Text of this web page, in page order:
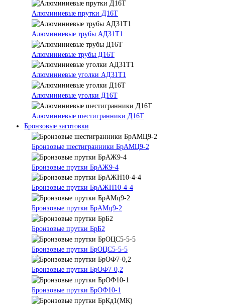
Алюминиевые прутки Д16Т
Алюминиевые трубы АД31Т1
Алюминиевые трубы Д16Т
Алюминиевые уголки АД31Т1
Алюминиевые уголки Д16Т
Алюминиевые шестигранники Д16Т
Бронзовые заготовки
Бронзовые шестигранники БрАМЦ9-2
Бронзовые прутки БрАЖ9-4
Бронзовые прутки БрАЖН10-4-4
Бронзовые прутки БрАМц9-2
Бронзовые прутки БрБ2
Бронзовые прутки БрОЦС5-5-5
Бронзовые прутки БрОФ7-0,2
Бронзовые прутки БрОФ10-1